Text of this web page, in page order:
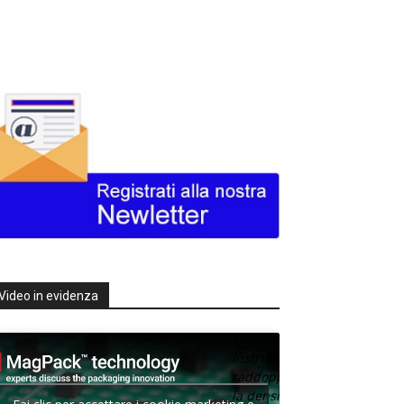
in evidenza
Texas
raddoppia
la densità